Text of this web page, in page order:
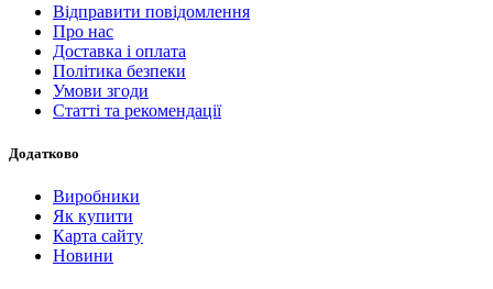
Відправити повідомлення
Про нас
Доставка і оплата
Політика безпеки
Умови згоди
Статті та рекомендації
Додатково
Виробники
Як купити
Карта сайту
Новини